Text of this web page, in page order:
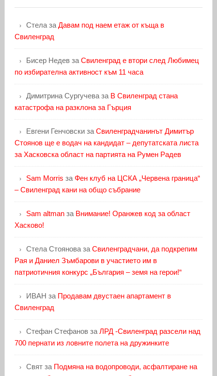
Стелаза Давам под наем етаж от къща в
Свиленград
Бисер Недевза Свиленград е втори след Любимец
по избирателна активност към 11 часа
Димитрина Сургучеваза В Свиленград стана
катастрофа на разклона за Гърция
Евгени Генчовскиза Свиленградчанинът Димитър
Стоянов ще е водач на кандидат – депутатската листа
за Хасковска област на партията на Румен Радев
Sam Morris за Фен клуб на ЦСКА „Червена граница“
– Свиленград кани на общо събрание
Sam altmanза Внимание! Оранжев код за област
Хасково!
Стела Стояноваза Свиленградчани, да подкрепим
Рая и Даниел Зъмбарови в участието им в
патриотичния конкурс „България – земя на герои!“
ИВАН за Продавам двустаен апартамент в
Свиленград
Стефан Стефановза ЛРД -Свиленград разсели над
700 пернати из ловните полета на дружинките
Святза Подмяна на водопроводи, асфалтиране на